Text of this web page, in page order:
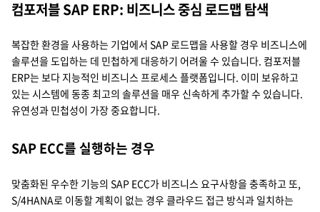
컴포저블 SAP ERP: 비즈니스 중심 로드맵 탐색
복잡한 환경을 사용하는 기업에서 SAP 로드맵을 사용할 경우 비즈니스에
솔루션을 도입하는 데 민첩하게 대응하기 어려울 수 있습니다. 컴포저블
ERP는 보다 지능적인 비즈니스 프로세스 플랫폼입니다. 이미 보유하고
있는 시스템에 동종 최고의 솔루션을 매우 신속하게 추가할 수 있습니다.
유연성과 민첩성이 가장 중요합니다.
SAP ECC를 실행하는 경우
맞춤화된 우수한 기능의 SAP ECC가 비즈니스 요구사항을 충족하고 또,
S/4HANA로 이동할 계획이 없는 경우 클라우드 접근 방식과 일치하는